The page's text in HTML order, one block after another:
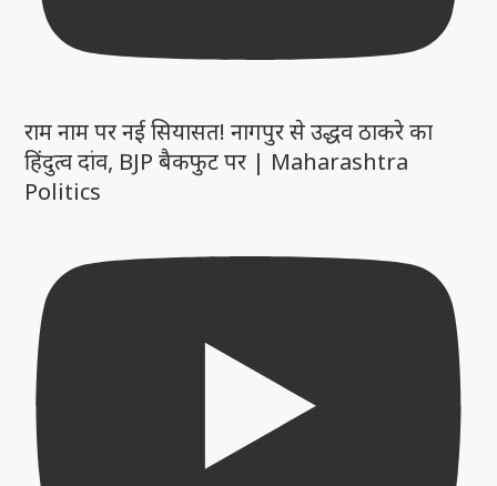
राम नाम पर नई सियासत! नागपुर से उद्धव ठाकरे का
हिंदुत्व दांव, BJP बैकफुट पर | Maharashtra
Politics